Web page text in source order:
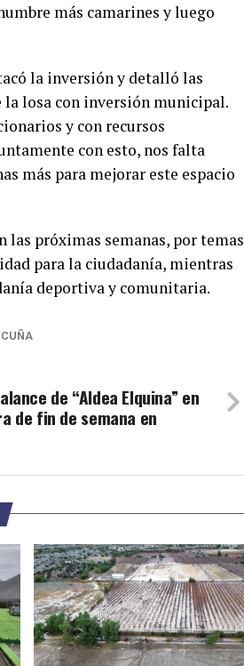
más camarines y luego
la inversión y detalló las
losa con inversión municipal.
y con recursos
con esto, nos falta
más para mejorar este espacio
las próximas semanas, por temas
para la ciudadanía, mientras
deportiva y comunitaria.
de “Aldea Elquina” en
de fin de semana en